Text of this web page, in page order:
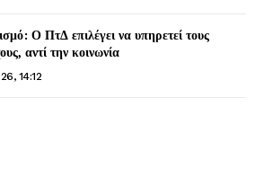
Ο ΠτΔ επιλέγει να υπηρετεί τους
αντί την κοινωνία
14:12